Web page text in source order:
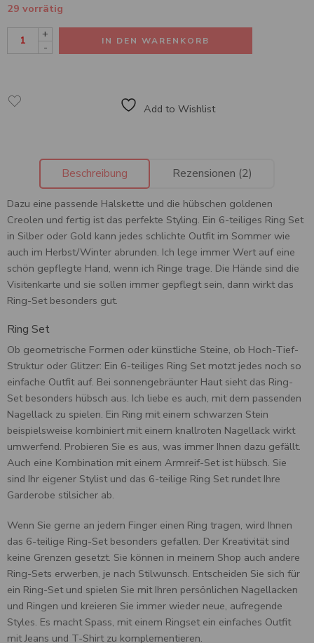
29 vorrätig
+
-
IN DEN WARENKORB
Add to Wishlist
Beschreibung Rezensionen (2)
Dazu eine passende Halskette und die hübschen goldenen
Creolen und fertig ist das perfekte Styling. Ein 6-teiliges Ring Set
in Silber oder Gold kann jedes schlichte Outfit im Sommer wie
auch im Herbst/Winter abrunden. Ich lege immer Wert auf eine
schön gepflegte Hand, wenn ich Ringe trage. Die Hände sind die
Visitenkarte und sie sollen immer gepflegt sein, dann wirkt das
Ring-Set besonders gut.
Ring Set
Ob geometrische Formen oder künstliche Steine, ob Hoch-Tief-
Struktur oder Glitzer: Ein 6-teiliges Ring Set motzt jedes noch so
einfache Outfit auf. Bei sonnengebräunter Haut sieht das Ring-
Set besonders hübsch aus. Ich liebe es auch, mit dem passenden
Nagellack zu spielen. Ein Ring mit einem schwarzen Stein
beispielsweise kombiniert mit einem knallroten Nagellack wirkt
umwerfend. Probieren Sie es aus, was immer Ihnen dazu gefällt.
Auch eine Kombination mit einem Armreif-Set ist hübsch. Sie
sind Ihr eigener Stylist und das 6-teilige Ring Set rundet Ihre
Garderobe stilsicher ab.
Wenn Sie gerne an jedem Finger einen Ring tragen, wird Ihnen
das 6-teilige Ring-Set besonders gefallen. Der Kreativität sind
keine Grenzen gesetzt. Sie können in meinem Shop auch andere
Ring-Sets erwerben, je nach Stilwunsch. Entscheiden Sie sich für
ein Ring-Set und spielen Sie mit Ihren persönlichen Nagellacken
und Ringen und kreieren Sie immer wieder neue, aufregende
Styles. Es macht Spass, mit einem Ringset ein einfaches Outfit
mit Jeans und T-Shirt zu komplementieren.